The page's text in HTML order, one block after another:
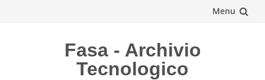
Menu
Fasa - Archivio
Tecnologico